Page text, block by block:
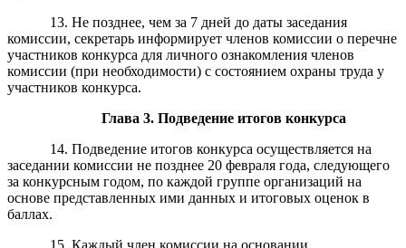
13. Не позднее, чем за 7 дней до даты заседания
комиссии, секретарь информирует членов комиссии о перечне
участников конкурса для личного ознакомления членов
комиссии (при необходимости) с состоянием охраны труда у
участников конкурса.
Глава3. Подведение итогов конкурса
14. Подведение итогов конкурса осуществляется на
заседании комиссии не позднее 20 февраля года, следующего
за конкурсным годом, по каждой группе организаций на
основе представленных ими данных и итоговых оценок в
баллах.
15. Каждый член комиссии на основании